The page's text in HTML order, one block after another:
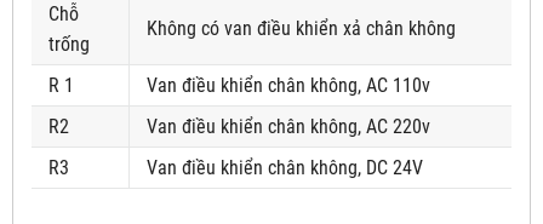
Chỗ
trống
Không có van điều khiển xả chân không
R 1
Van điều khiển chân không, AC 110v
R2
Van điều khiển chân không, AC 220v
R3
Van điều khiển chân không, DC 24V